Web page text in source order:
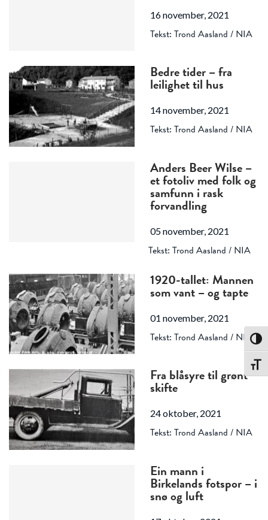
16 november, 2021
Tekst: Trond Aasland / NIA
Bedre tider – fra
leilighet til hus
14 november, 2021
Tekst: Trond Aasland / NIA
Anders Beer Wilse –
et fotoliv med folk og
samfunn i rask
forvandling
05 november, 2021
Tekst: Trond Aasland / NIA
1920-tallet: Mannen
som vant – og tapte
01 november, 2021
Tekst: Trond Aasland / NIA
Fra blåsyre til grønt
skifte
24 oktober, 2021
Tekst: Trond Aasland / NIA
Ein mann i
Birkelands fotspor – i
snø og luft